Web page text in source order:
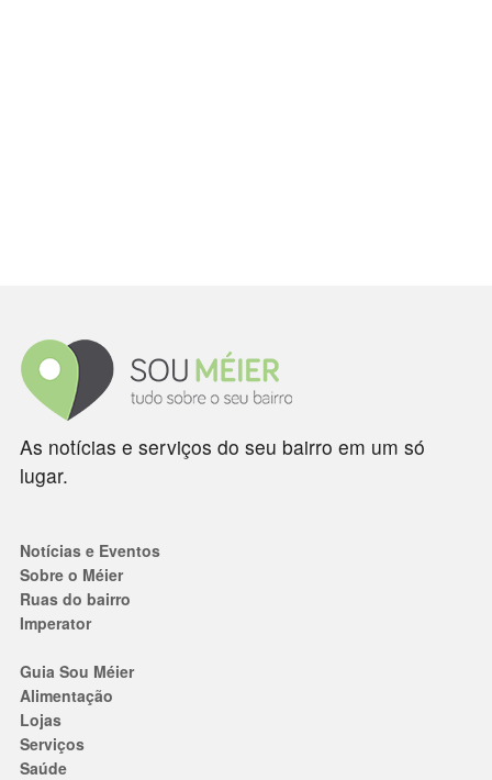
As notícias e serviços do seu bairro em um só
lugar.
Notícias e Eventos
Sobre o Méier
Ruas do bairro
Imperator
Guia Sou Méier
Alimentação
Lojas
Serviços
Saúde